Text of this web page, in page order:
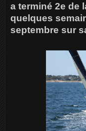
a terminé 2e de
quelques
septembre sur